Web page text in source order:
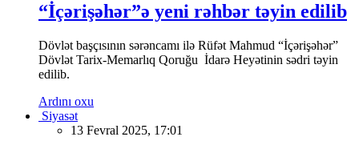
“İçərişəhər”ə yeni rəhbər təyin edilib
Dövlət başçısının sərəncamı ilə Rüfət Mahmud “İçərişəhər”
Dövlət Tarix-Memarlıq Qoruğu İdarə Heyətinin sədri təyin
edilib.
Ardını oxu
Siyasət
13 Fevral 2025, 17:01